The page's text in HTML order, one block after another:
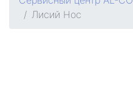
Лисий Нос